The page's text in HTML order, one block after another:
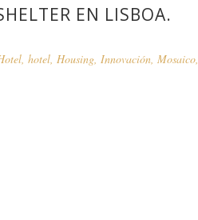
EN LISBOA.
, hotel, Housing, Innovación, Mosaico,